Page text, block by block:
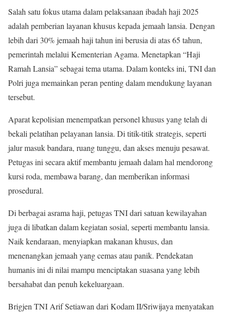
Salah satu fokus utama dalam pelaksanaan ibadah haji 2025
adalah pemberian layanan khusus kepada jemaah lansia. Dengan
lebih dari 30% jemaah haji tahun ini berusia di atas 65 tahun,
pemerintah melalui Kementerian Agama. Menetapkan “Haji
Ramah Lansia” sebagai tema utama. Dalam konteks ini, TNI dan
Polri juga memainkan peran penting dalam mendukung layanan
tersebut.
Aparat kepolisian menempatkan personel khusus yang telah di
bekali pelatihan pelayanan lansia. Di titik-titik strategis, seperti
jalur masuk bandara, ruang tunggu, dan akses menuju pesawat.
Petugas ini secara aktif membantu jemaah dalam hal mendorong
kursi roda, membawa barang, dan memberikan informasi
prosedural.
Di berbagai asrama haji, petugas TNI dari satuan kewilayahan
juga di libatkan dalam kegiatan sosial, seperti membantu lansia.
Naik kendaraan, menyiapkan makanan khusus, dan
menenangkan jemaah yang cemas atau panik. Pendekatan
humanis ini di nilai mampu menciptakan suasana yang lebih
bersahabat dan penuh kekeluargaan.
Brigjen TNI Arif Setiawan dari Kodam II/Sriwijaya menyatakan